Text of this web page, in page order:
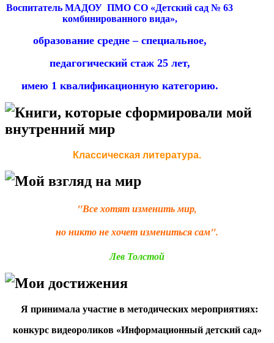
Воспитатель МАДОУ ПМО СО «Детский сад № 63
комбинированного вида»,
образование средне – специальное,
педагогический стаж 25 лет,
имею 1 квалификационную категорию.
Книги, которые сформировали мой
внутренний мир
Классическая литература.
Мой взгляд на мир
"Все хотят изменить мир,
но никто не хочет измениться сам".
Лев Толстой
Мои достижения
Я принимала участие в методических мероприятиях:
конкурс видеороликов «Информационный детский сад»